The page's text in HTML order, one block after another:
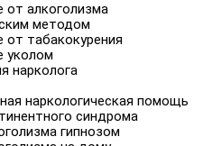
от алкоголизма
методом
от табакокурения
уколом
нарколога
наркологическая помощь
синдрома
гипнозом